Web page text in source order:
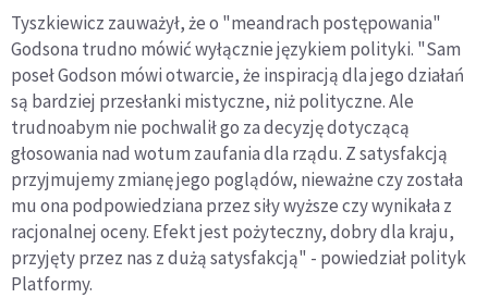
Tyszkiewicz zauważył, że o "meandrach postępowania"
Godsona trudno mówić wyłącznie językiem polityki. "Sam
poseł Godson mówi otwarcie, że inspiracją dla jego działań
są bardziej przesłanki mistyczne, niż polityczne. Ale
trudnoabym nie pochwalił go za decyzję dotyczącą
głosowania nad wotum zaufania dla rządu. Z satysfakcją
przyjmujemy zmianę jego poglądów, nieważne czy została
mu ona podpowiedziana przez siły wyższe czy wynikała z
racjonalnej oceny. Efekt jest pożyteczny, dobry dla kraju,
przyjęty przez nas z dużą satysfakcją" - powiedział polityk
Platformy.